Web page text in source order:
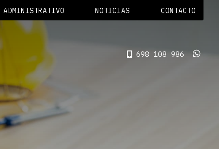
698 108 986
ADMINISTRATIVO NOTICIAS CONTACTO